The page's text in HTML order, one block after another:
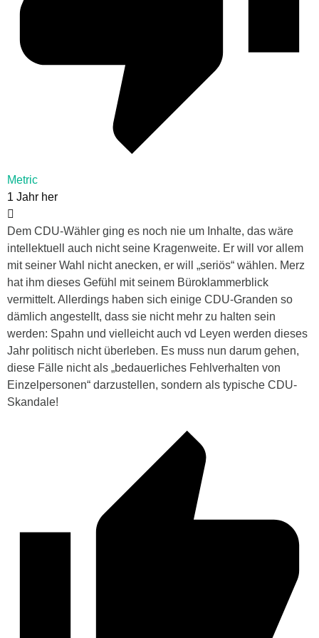
Metric
1 Jahr her
Dem CDU-Wähler ging es noch nie um Inhalte, das wäre
intellektuell auch nicht seine Kragenweite. Er will vor allem
mit seiner Wahl nicht anecken, er will „seriös“ wählen. Merz
hat ihm dieses Gefühl mit seinem Büroklammerblick
vermittelt. Allerdings haben sich einige CDU-Granden so
dämlich angestellt, dass sie nicht mehr zu halten sein
werden: Spahn und vielleicht auch vd Leyen werden dieses
Jahr politisch nicht überleben. Es muss nun darum gehen,
diese Fälle nicht als „bedauerliches Fehlverhalten von
Einzelpersonen“ darzustellen, sondern als typische CDU-
Skandale!